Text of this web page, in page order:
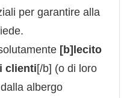
per garantire alla
[b]lecito
clienti[/b] (o di loro
albergo